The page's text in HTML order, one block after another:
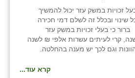
זכויות במשק עזר יכול להמשיך
שינוי ובכלל זה לשלם דמי חכירה
כי בעלי זכויות במשק עזר
לשלם 1% לשנה, קרי לעיתים עשרות אלפי ₪ לשנה
וגם לכך יש מענה בהחלטה.
קרא עוד...